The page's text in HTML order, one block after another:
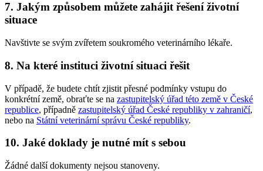
7. Jakým způsobem můžete zahájit řešení životní
situace
Navštivte se svým zvířetem soukromého veterinárního lékaře.
8. Na které instituci životní situaci řešit
V případě, že budete chtít zjistit přesné podmínky vstupu do
konkrétní země, obraťte se na zastupitelský úřad této země v České
republice, případně zastupitelský úřad České republiky v zahraničí,
nebo na Státní veterinární správu České republiky.
10. Jaké doklady je nutné mít s sebou
Žádné další dokumenty nejsou stanoveny.